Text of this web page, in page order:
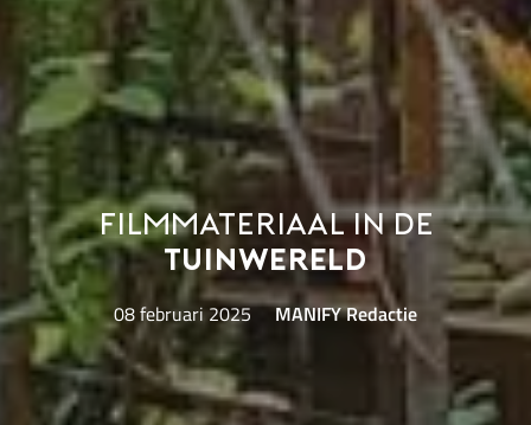
Filmmateriaal in de
tuinwereld
08 februari 2025 MANIFY Redactie